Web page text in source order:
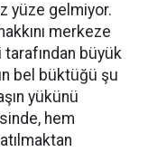
yüze gelmiyor.
merkeze
büyük
bel büktüğü şu
yükünü
hem